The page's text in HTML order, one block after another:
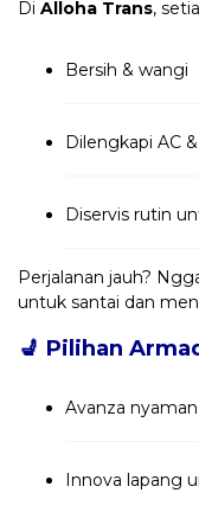
Di Alloha Trans,
Bersih & wangi
Dilengkapi AC
Diservis rutin
Perjalanan jauh?
untuk santai dan
💺 Pilihan
Avanza
Innova lapang